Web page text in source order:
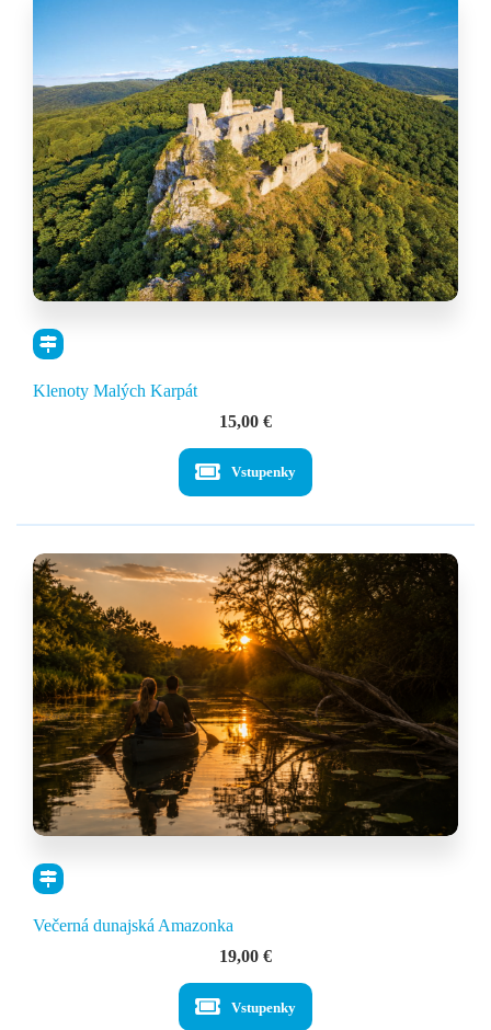
Klenoty Malých Karpát
15,00 €
Vstupenky
Večerná dunajská Amazonka
19,00 €
Vstupenky